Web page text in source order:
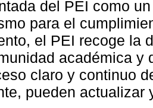
del PEI como
para el
el PEI recoge la
académica y
claro y continuo
pueden actualizar